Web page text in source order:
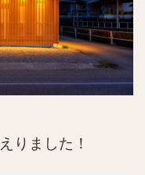
りました！